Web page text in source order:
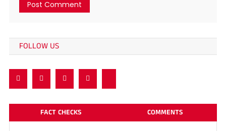
FOLLOW US
FACT CHECKS COMMENTS